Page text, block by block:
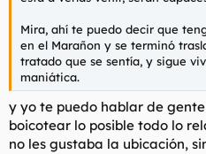
Mira, ahí te puedo decir que
en el Marañon y se terminó
tratado que se sentía, y sigue
maniática.
y yo te puedo hablar de
boicotear lo posible todo lo
no les gustaba la ubicación,